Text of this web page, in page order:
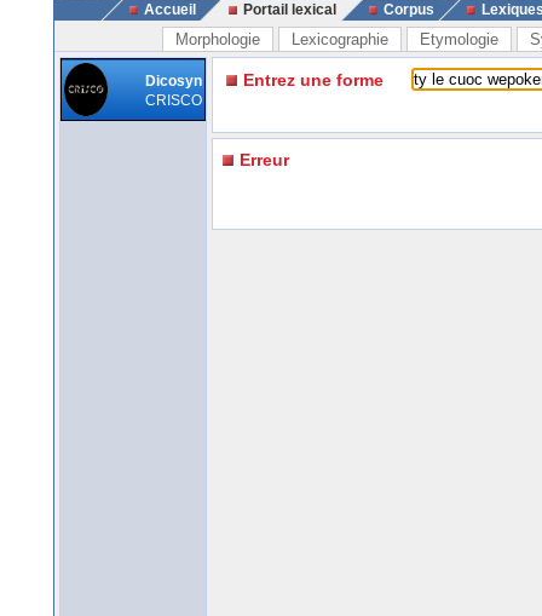
Accueil Portail lexical Corpus
Morphologie Lexicographie Etymologie
Dicosyn
CRISCO
Entrez une forme
Erreur